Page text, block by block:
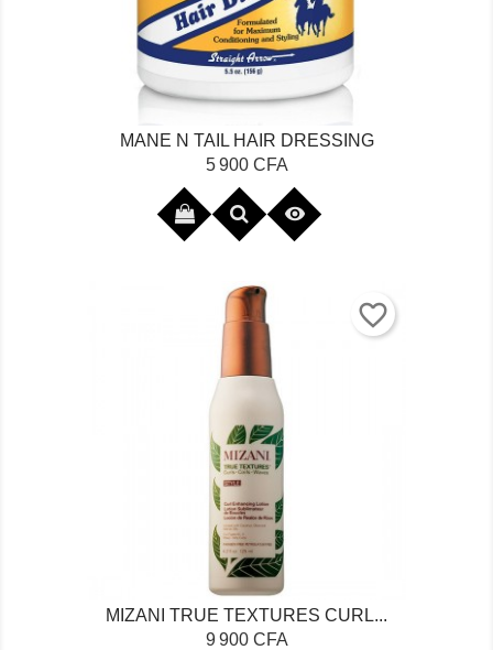
MANE N TAIL HAIR DRESSING
Prix
5 900 CFA

favorite_border
MIZANI TRUE TEXTURES CURL...
Prix
9 900 CFA